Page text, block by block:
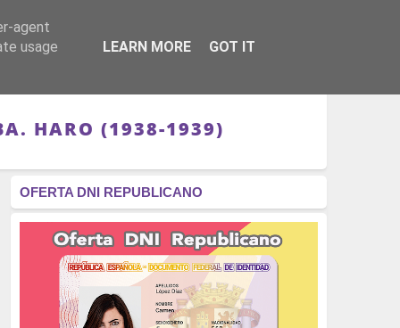
RÉGIMEN - MONARQUÍA
HARO (1938-1939)
OFERTA DNI REPUBLICANO
agent
usage
LEARN MORE GOT IT